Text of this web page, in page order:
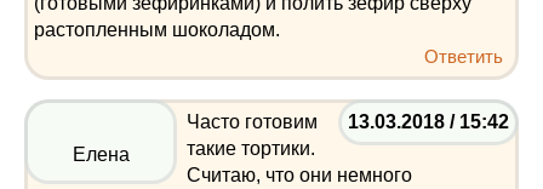
растопленным шоколадом.
Ответить
13.03.2018 / 15:42
Елена
Часто готовим
такие тортики.
Считаю, что они немного